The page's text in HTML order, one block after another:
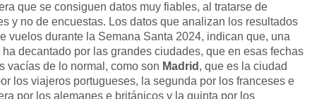
que se consiguen datos muy fiables, al tratarse de
y no de encuestas. Los datos que analizan los resultados
vuelos durante la Semana Santa 2024, indican que, una
decantado por las grandes ciudades, que en esas fechas
vacías de lo normal, como son Madrid , que es la ciudad
los viajeros portugueses, la segunda por los franceses e
por los alemanes e británicos y la quinta por los